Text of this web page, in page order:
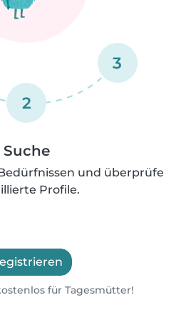
2
3
Suche
und überprüfe
Profile.
für Tagesmütter!